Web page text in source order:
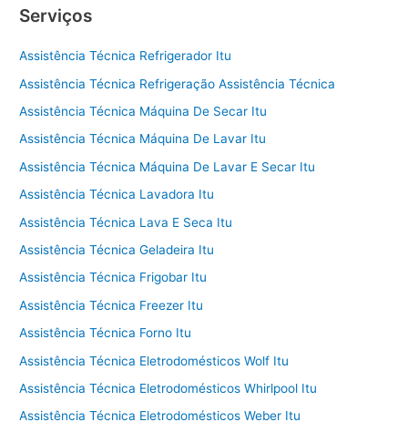
Serviços
Assistência Técnica Refrigerador Itu
Assistência Técnica Refrigeração Assistência Técnica
Assistência Técnica Máquina De Secar Itu
Assistência Técnica Máquina De Lavar Itu
Assistência Técnica Máquina De Lavar E Secar Itu
Assistência Técnica Lavadora Itu
Assistência Técnica Lava E Seca Itu
Assistência Técnica Geladeira Itu
Assistência Técnica Frigobar Itu
Assistência Técnica Freezer Itu
Assistência Técnica Forno Itu
Assistência Técnica Eletrodomésticos Wolf Itu
Assistência Técnica Eletrodomésticos Whirlpool Itu
Assistência Técnica Eletrodomésticos Weber Itu